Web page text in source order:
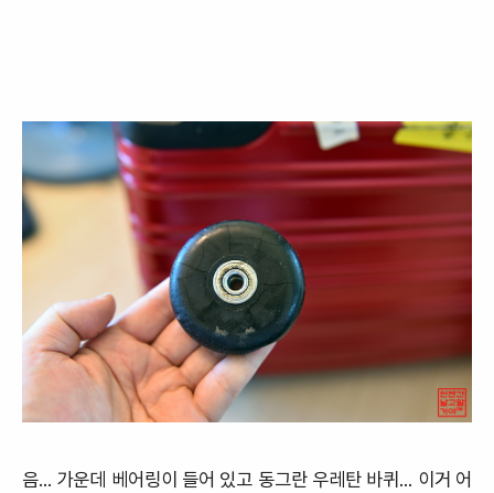
음... 가운데 베어링이 들어 있고 동그란 우레탄 바퀴... 이거 어